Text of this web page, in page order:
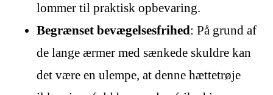
lommer til praktisk opbevaring.
Begrænset bevægelsesfrihed: På grund af
de lange ærmer med sænkede skuldre kan
det være en ulempe, at denne hættetrøje